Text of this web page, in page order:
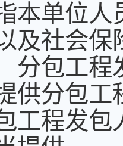
单位人
及社会保
包工程
供分包
工程发